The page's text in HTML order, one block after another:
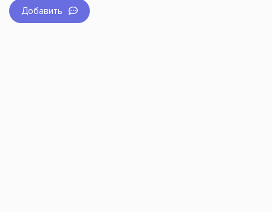
Добавить